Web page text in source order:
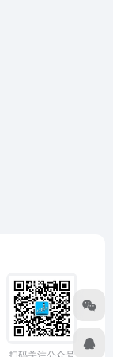
扫码关注公众号